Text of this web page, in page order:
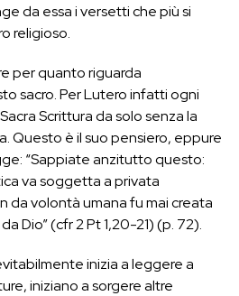
da essa i versetti che più si
religioso.
per quanto riguarda
sacro. Per Lutero infatti ogni
Scrittura da solo senza la
Questo è il suo pensiero, eppure
“Sappiate anzitutto questo:
va soggetta a privata
da volontà umana fu mai creata
Dio” (cfr 2 Pt 1,20-21) (p. 72).
inizia a leggere a
iniziano a sorgere altre